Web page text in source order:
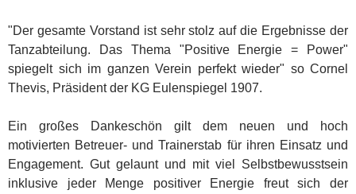
"Der gesamte Vorstand ist sehr stolz auf die Ergebnisse der
Tanzabteilung. Das Thema "Positive Energie = Power"
spiegelt sich im ganzen Verein perfekt wieder" so Cornel
Thevis, Präsident der KG Eulenspiegel 1907.
Ein großes Dankeschön gilt dem neuen und hoch
motivierten Betreuer- und Trainerstab für ihren Einsatz und
Engagement. Gut gelaunt und mit viel Selbstbewusstsein
inklusive jeder Menge positiver Energie freut sich der